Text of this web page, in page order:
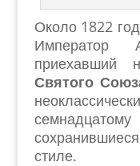
Около 1822
Император
приехавший
Святого
стиле.